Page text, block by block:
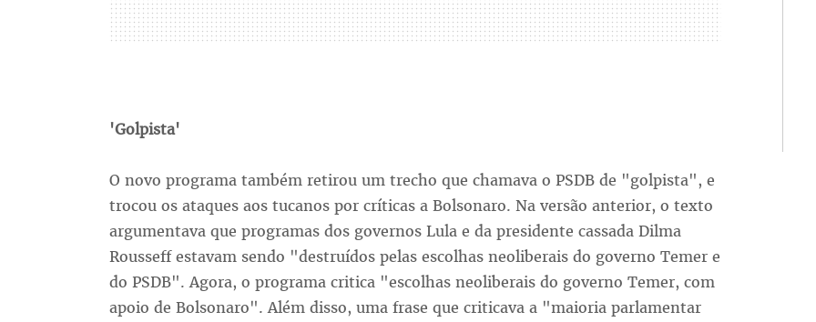
'Golpista'
O novo programa também retirou um trecho que chamava o PSDB de "golpista", e
trocou os ataques aos tucanos por críticas a Bolsonaro. Na versão anterior, o texto
argumentava que programas dos governos Lula e da presidente cassada Dilma
Rousseff estavam sendo "destruídos pelas escolhas neoliberais do governo Temer e
do PSDB". Agora, o programa critica "escolhas neoliberais do governo Temer, com
apoio de Bolsonaro". Além disso, uma frase que criticava a "maioria parlamentar